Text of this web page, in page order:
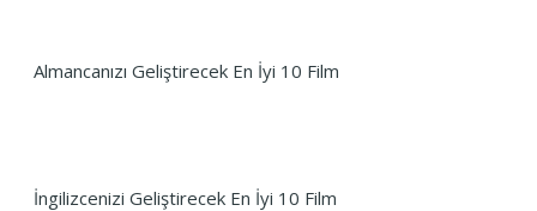
Almancanızı Geliştirecek En İyi 10 Film
İngilizcenizi Geliştirecek En İyi 10 Film